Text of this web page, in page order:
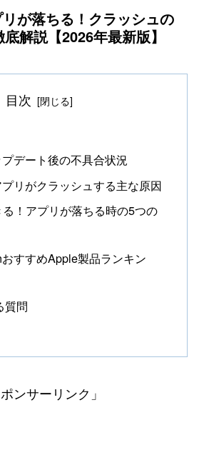
が落ちる！クラッシュの
解説【2026年最新版】
目次
デート後の不具合状況
リがクラッシュする主な原因
！アプリが落ちる時の5つの
すすめApple製品ランキン
質問
ポンサーリンク」